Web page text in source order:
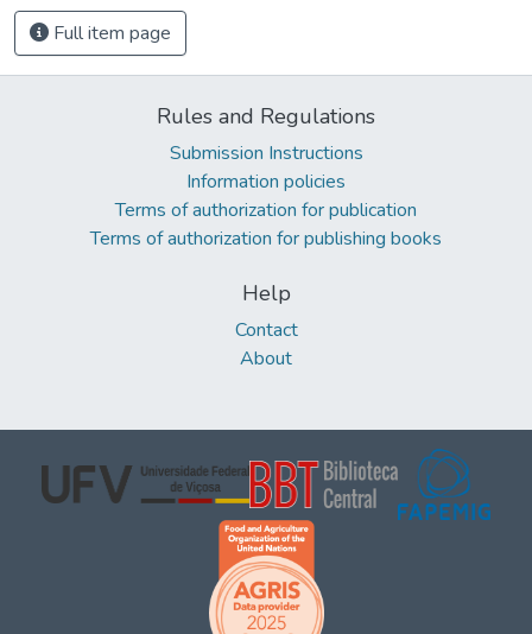
Full item page
Rules and Regulations
Submission Instructions
Information policies
Terms of authorization for publication
Terms of authorization for publishing books
Help
Contact
About